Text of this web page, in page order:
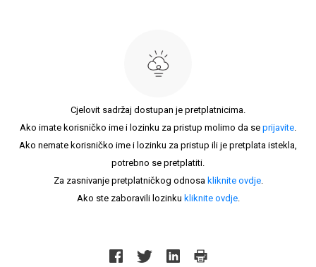
Cjelovit sadržaj dostupan je pretplatnicima.
Ako imate korisničko ime i lozinku za pristup molimo da se prijavite.
Ako nemate korisničko ime i lozinku za pristup ili je pretplata istekla,
potrebno se pretplatiti.
Za zasnivanje pretplatničkog odnosa kliknite ovdje.
Ako ste zaboravili lozinku kliknite ovdje.